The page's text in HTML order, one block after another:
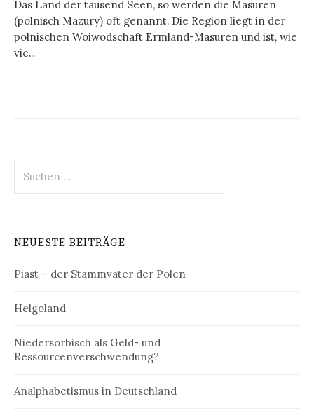
Das Land der tausend Seen, so werden die Masuren
(polnisch Mazury) oft genannt. Die Region liegt in der
polnischen Woiwodschaft Ermland-Masuren und ist, wie
vie...
nach:
NEUESTE BEITRÄGE
Piast – der Stammvater der Polen
Helgoland
Niedersorbisch als Geld- und
Ressourcenverschwendung?
Analphabetismus in Deutschland